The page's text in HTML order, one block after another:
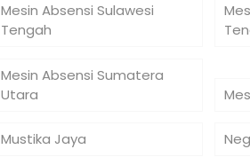
Mesin Absensi Sulawesi
Tengah
Mesin Absensi Sumatera
Utara
Mustika Jaya